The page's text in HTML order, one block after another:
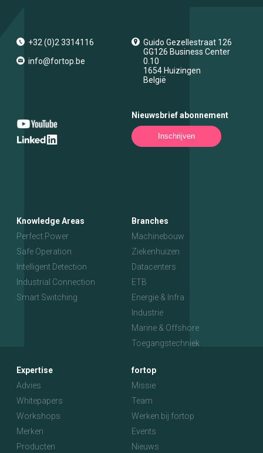
+32 (0)2 3314116
info@fortop.be
Guido Gezellestraat 126
GG126 Business Center
0.10
1654 Huizingen
België
Nieuwsbrief abonnement
Inschrijven
Knowledge Areas
Perfect Power
Safe Operation
Intelligent Detection
Industrial Connection
Smart Switching
Branches
Machinebouw
Ziekenhuizen
Datacenters
ETB
Energie & Infra
Industrie
Marine & Offshore
Toegangstechniek
Expertise
Advies
Whitepapers
Workshops
Merken
Producten
fortop
Missie
Team
Werken bij fortop
Events
Nieuws